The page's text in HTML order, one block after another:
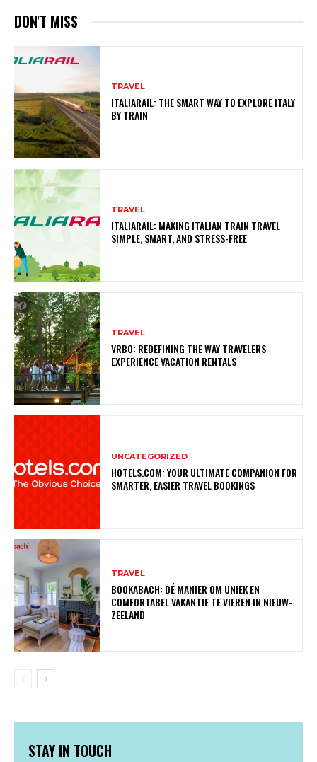
DON'T MISS
TRAVEL
ITALIARAIL: THE SMART WAY TO EXPLORE ITALY
BY TRAIN
TRAVEL
ITALIARAIL: MAKING ITALIAN TRAIN TRAVEL
SIMPLE, SMART, AND STRESS-FREE
TRAVEL
VRBO: REDEFINING THE WAY TRAVELERS
EXPERIENCE VACATION RENTALS
UNCATEGORIZED
HOTELS.COM: YOUR ULTIMATE COMPANION FOR
SMARTER, EASIER TRAVEL BOOKINGS
TRAVEL
BOOKABACH: DÉ MANIER OM UNIEK EN
COMFORTABEL VAKANTIE TE VIEREN IN NIEUW-
ZEELAND
STAY IN TOUCH